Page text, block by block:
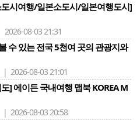
시여행/일본소도시/일본여행도시]
08-03 21:31
수 있는 전국 5천여 곳의 관광지와
2026-08-03 21:01
] 에이든 국내여행 맵북 KOREA M
| 2026-08-03 20:58